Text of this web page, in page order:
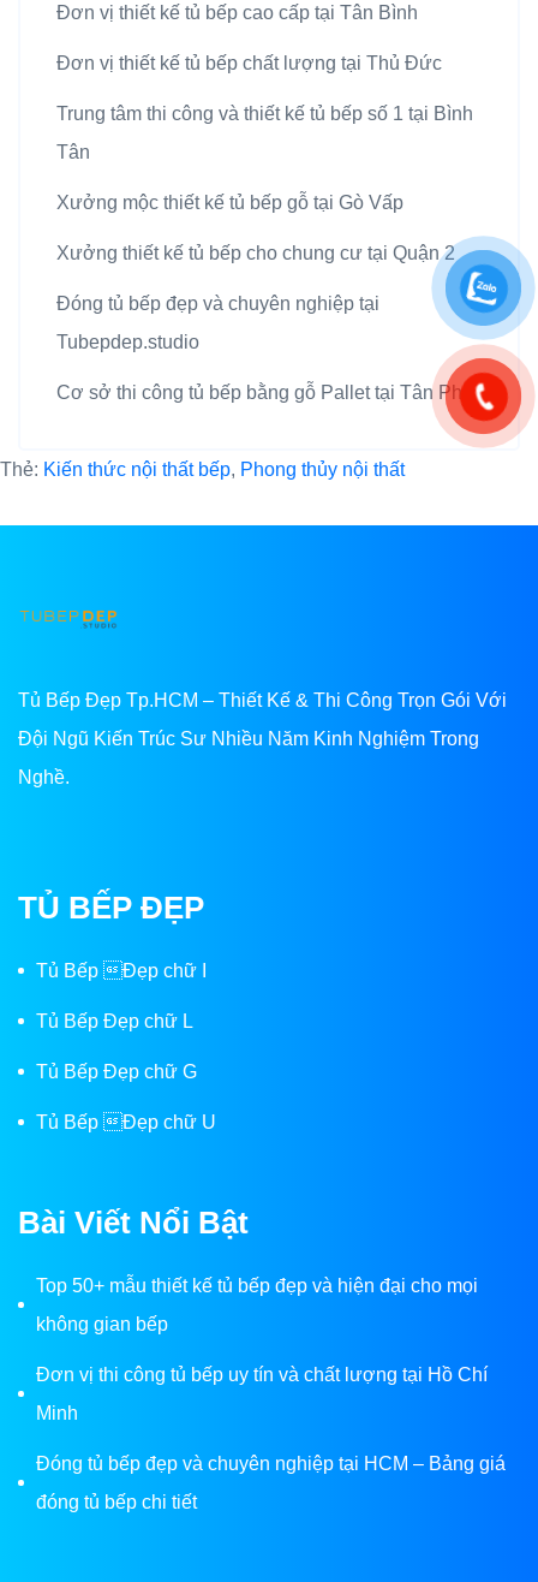
Đơn vị thiết kế tủ bếp cao cấp tại Tân Bình
Đơn vị thiết kế tủ bếp chất lượng tại Thủ Đức
Trung tâm thi công và thiết kế tủ bếp số 1 tại Bình
Tân
Xưởng mộc thiết kế tủ bếp gỗ tại Gò Vấp
Xưởng thiết kế tủ bếp cho chung cư tại Quận 2
Đóng tủ bếp đẹp và chuyên nghiệp tại
Tubepdep.studio
Cơ sở thi công tủ bếp bằng gỗ Pallet tại Tân Phú
Thẻ: Kiến thức nội thất bếp, Phong thủy nội thất
Tủ Bếp Đẹp Tp.HCM – Thiết Kế & Thi Công Trọn Gói Với
Đội Ngũ Kiến Trúc Sư Nhiều Năm Kinh Nghiệm Trong
Nghề.
TỦ BẾP ĐẸP
Tủ Bếp Đẹp chữ I
Tủ Bếp Đẹp chữ L
Tủ Bếp Đẹp chữ G
Tủ Bếp Đẹp chữ U
Bài Viết Nổi Bật
Top 50+ mẫu thiết kế tủ bếp đẹp và hiện đại cho mọi
không gian bếp
Đơn vị thi công tủ bếp uy tín và chất lượng tại Hồ Chí
Minh
Đóng tủ bếp đẹp và chuyên nghiệp tại HCM – Bảng giá
đóng tủ bếp chi tiết